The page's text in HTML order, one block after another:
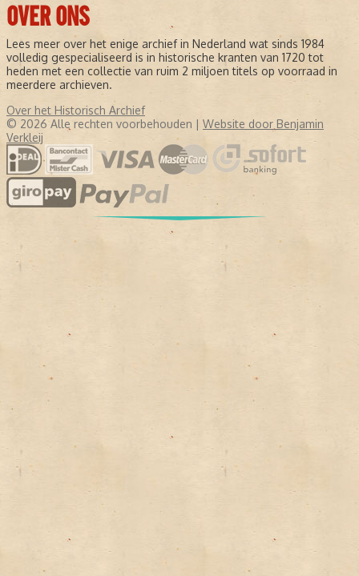
OVER ONS
Lees meer over het enige archief in Nederland wat sinds 1984
volledig gespecialiseerd is in historische kranten van 1720 tot
heden met een collectie van ruim 2 miljoen titels op voorraad in
meerdere archieven.
Over het Historisch Archief
© 2026 Alle rechten voorbehouden | Website door Benjamin
Verkleij